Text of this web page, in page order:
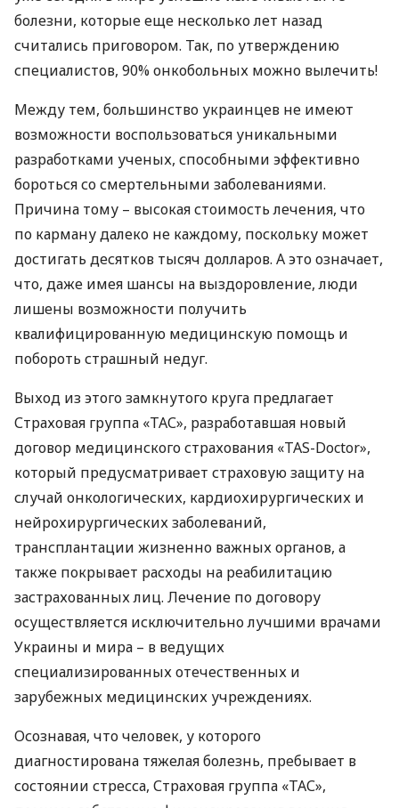
болезни, которые еще несколько лет назад
считались приговором. Так, по утверждению
специалистов, 90% онкобольных можно вылечить!
Между тем, большинство украинцев не имеют
возможности воспользоваться уникальными
разработками ученых, способными эффективно
бороться со смертельными заболеваниями.
Причина тому – высокая стоимость лечения, что
по карману далеко не каждому, поскольку может
достигать десятков тысяч долларов. А это означает,
что, даже имея шансы на выздоровление, люди
лишены возможности получить
квалифицированную медицинскую помощь и
побороть страшный недуг.
Выход из этого замкнутого круга предлагает
Страховая группа «ТАС», разработавшая новый
договор медицинского страхования «TAS-Doctor»,
который предусматривает страховую защиту на
случай онкологических, кардиохирургических и
нейрохирургических заболеваний,
трансплантации жизненно важных органов, а
также покрывает расходы на реабилитацию
застрахованных лиц. Лечение по договору
осуществляется исключительно лучшими врачами
Украины и мира – в ведущих
специализированных отечественных и
зарубежных медицинских учреждениях.
Осознавая, что человек, у которого
диагностирована тяжелая болезнь, пребывает в
состоянии стресса, Страховая группа «ТАС»,